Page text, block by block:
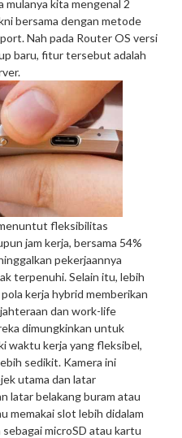
mulanya kita mengenal 2
bersama dengan metode
Nah pada Router OS versi
baru, fitur tersebut adalah
fleksibilitas
jam kerja, bersama 54%
pekerjaannya
terpenuhi. Selain itu, lebih
kerja hybrid memberikan
dan work-life
dimungkinkan untuk
waktu kerja yang fleksibel,
sedikit. Kamera ini
utama dan latar
latar belakang buram atau
memakai slot lebih didalam
microSD atau kartu